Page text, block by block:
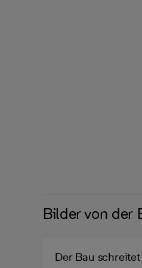
Bilder von der
Der Bau